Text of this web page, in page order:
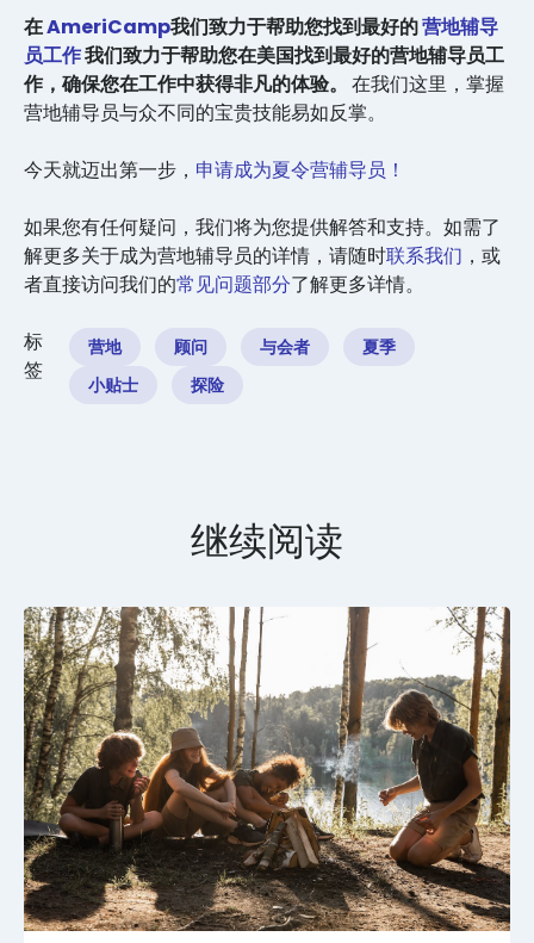
在AmeriCamp我们致力于帮助您找到最好的营地辅导
员工作我们致力于帮助您在美国找到最好的营地辅导员工
作，确保您在工作中获得非凡的体验。 在我们这里，掌握
营地辅导员与众不同的宝贵技能易如反掌。
今天就迈出第一步， 申请成为夏令营辅导员！
如果您有任何疑问，我们将为您提供解答和支持。如需了
解更多关于成为营地辅导员的详情，请随时联系我们 ，或
者直接访问我们的常见问题部分了解更多详情。
标
签
营地 顾问 与会者
夏季
小贴士
探险
继续阅读